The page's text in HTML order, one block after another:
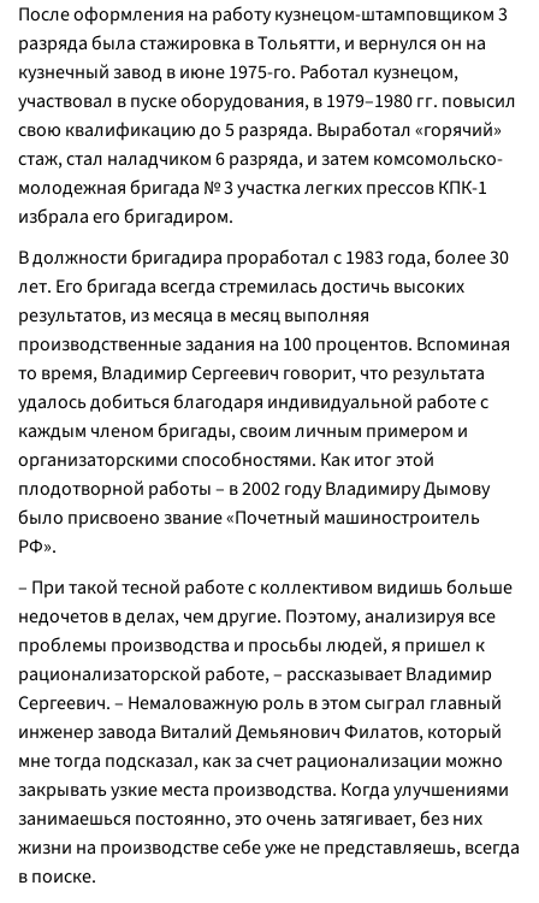
После оформления на работу кузнецом-штамповщиком 3
разряда была стажировка в Тольятти, и вернулся он на
кузнечный завод в июне 1975-го. Работал кузнецом,
участвовал в пуске оборудования, в 1979–1980 гг. повысил
свою квалификацию до 5 разряда. Выработал «горячий»
стаж, стал наладчиком 6 разряда, и затем комсомольско-
молодежная бригада № 3 участка легких прессов КПК-1
избрала его бригадиром.
В должности бригадира проработал с 1983 года, более 30
лет. Его бригада всегда стремилась достичь высоких
результатов, из месяца в месяц выполняя
производственные задания на 100 процентов. Вспоминая
то время, Владимир Сергеевич говорит, что результата
удалось добиться благодаря индивидуальной работе с
каждым членом бригады, своим личным примером и
организаторскими способностями. Как итог этой
плодотворной работы – в 2002 году Владимиру Дымову
было присвоено звание «Почетный машиностроитель
РФ».
– При такой тесной работе с коллективом видишь больше
недочетов в делах, чем другие. Поэтому, анализируя все
проблемы производства и просьбы людей, я пришел к
рационализаторской работе, – рассказывает Владимир
Сергеевич. – Немаловажную роль в этом сыграл главный
инженер завода Виталий Демьянович Филатов, который
мне тогда подсказал, как за счет рационализации можно
закрывать узкие места производства. Когда улучшениями
занимаешься постоянно, это очень затягивает, без них
жизни на производстве себе уже не представляешь, всегда
в поиске.